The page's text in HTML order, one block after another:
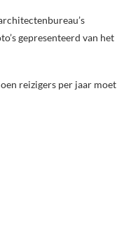
gepresenteerd van het
reizigers per jaar moet